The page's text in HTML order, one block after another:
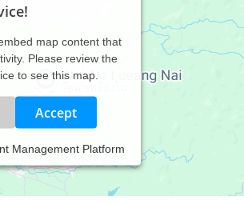
map content that
Please review the
to see this map.
Accept
Management Platform